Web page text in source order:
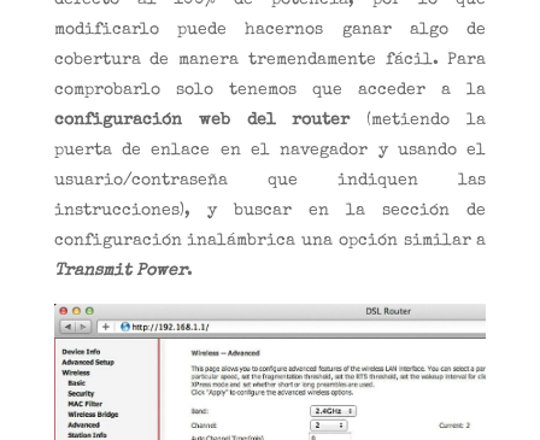
modificarlo puede hacernos ganar algo de
cobertura de manera tremendamente fácil. Para
comprobarlo solo tenemos que acceder a la
configuración web del router(metiendo la
puerta de enlace en el navegador y usando el
usuario/contraseña que indiquen las
instrucciones), y buscar en la sección de
configuración inalámbrica una opción similar a
Transmit Power.